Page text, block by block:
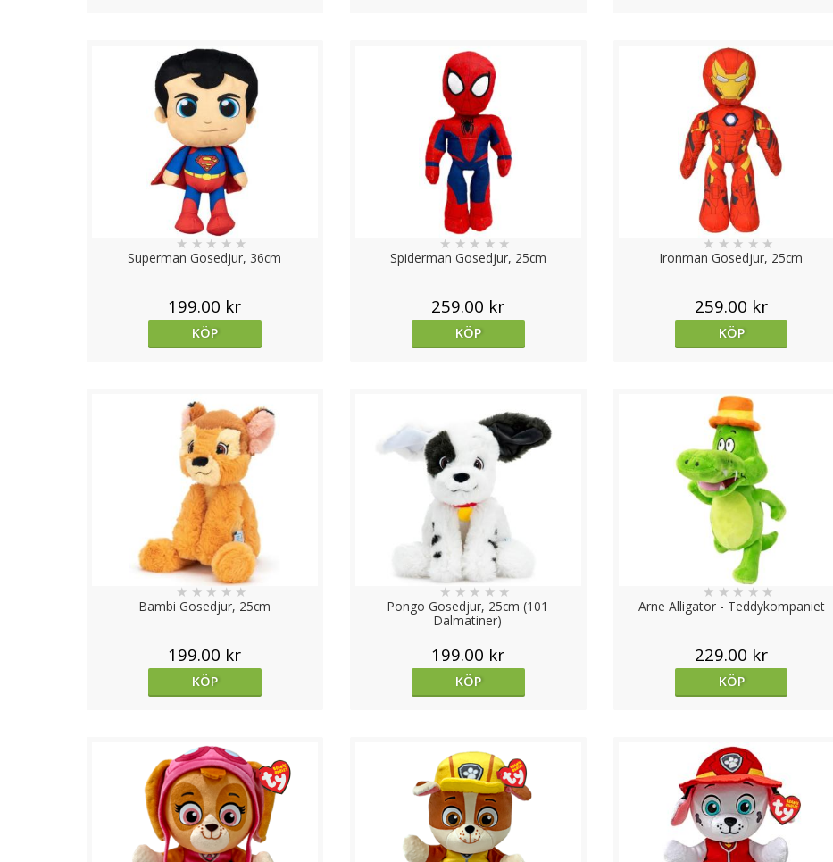
Superman Gosedjur, 36cm
★ ★ ★ ★ ★
199.00 kr
KÖP
Spiderman Gosedjur, 25cm
★ ★ ★ ★ ★
259.00 kr
KÖP
Ironman Gosedjur, 25cm
★ ★ ★ ★ ★
259.00 kr
KÖP
Bambi Gosedjur, 25cm
★ ★ ★ ★★
199.00 kr
KÖP
Pongo Gosedjur, 25cm (101
Dalmatiner)
★ ★ ★ ★ ★
199.00 kr
KÖP
Arne Alligator - Teddykompaniet
★ ★ ★ ★ ★
229.00 kr
KÖP